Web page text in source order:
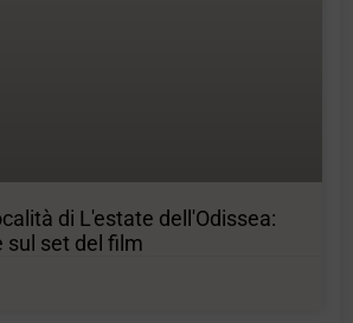
di L'estate dell'Odissea:
sul set del film